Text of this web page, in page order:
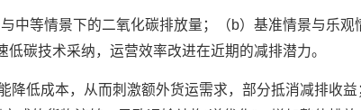
中等情景下的二氧化碳排放量；（b）基准情景与乐观
碳技术采纳，运营效率改进在近期的减排潜力。
降低成本，从而刺激额外货运需求，部分抵消减排收益